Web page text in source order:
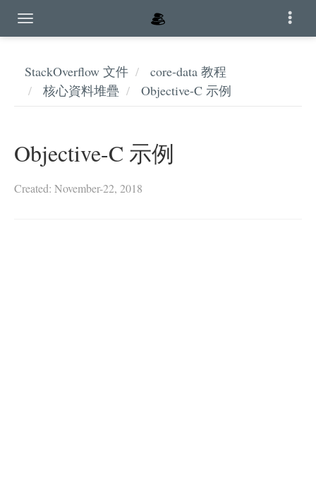
StackOverflow 文件
core-data 教程
核心資料堆疊
Objective-C 示例
Objective-C 示例
Created: November-22, 2018